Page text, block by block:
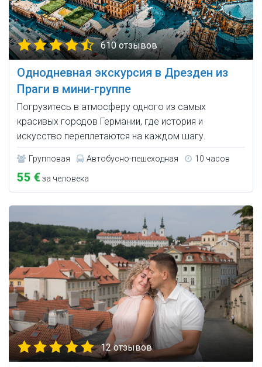
610 отзывов
Однодневная экскурсия в Дрезден из
Праги в мини-группе
Погрузитесь в атмосферу одного из самых
красивых городов Германии, где история и
искусство переплетаются на каждом шагу.
Групповая Автобусно-пешеходная 10 часов
55 €за человека
12 отзывов